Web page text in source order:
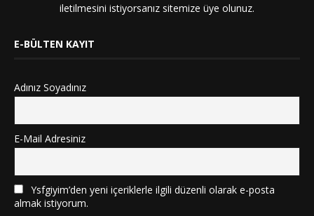
iletilmesini istiyorsanız sitemize üye olunuz.
E-BÜLTEN KAYIT
Adınız Soyadınız
E-Mail Adresiniz
Ysfgiyim’den yeni içeriklerle ilgili düzenli olarak e-posta
almak istiyorum.